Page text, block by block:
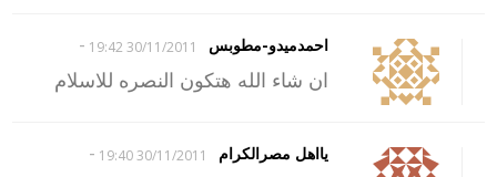
احمدميدو-مطوبس 30/11/2011 19:42
-
ان شاء الله هتكون النصره للاسلام
يااهل مصرالكرام 30/11/2011 19:40
-